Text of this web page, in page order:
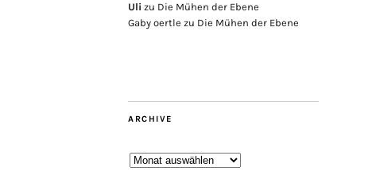
Uli zu Die Mühen der Ebene
Gaby oertle zu Die Mühen der Ebene
ARCHIVE
Archive